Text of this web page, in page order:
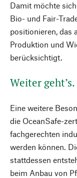
Damit möchte
Bio- und Fair-
positionieren, das
Produktion und
berücksichtigt.
Weiter
Eine weitere
die OceanSafe-
fachgerechten
werden können.
stattdessen
beim Anbau von